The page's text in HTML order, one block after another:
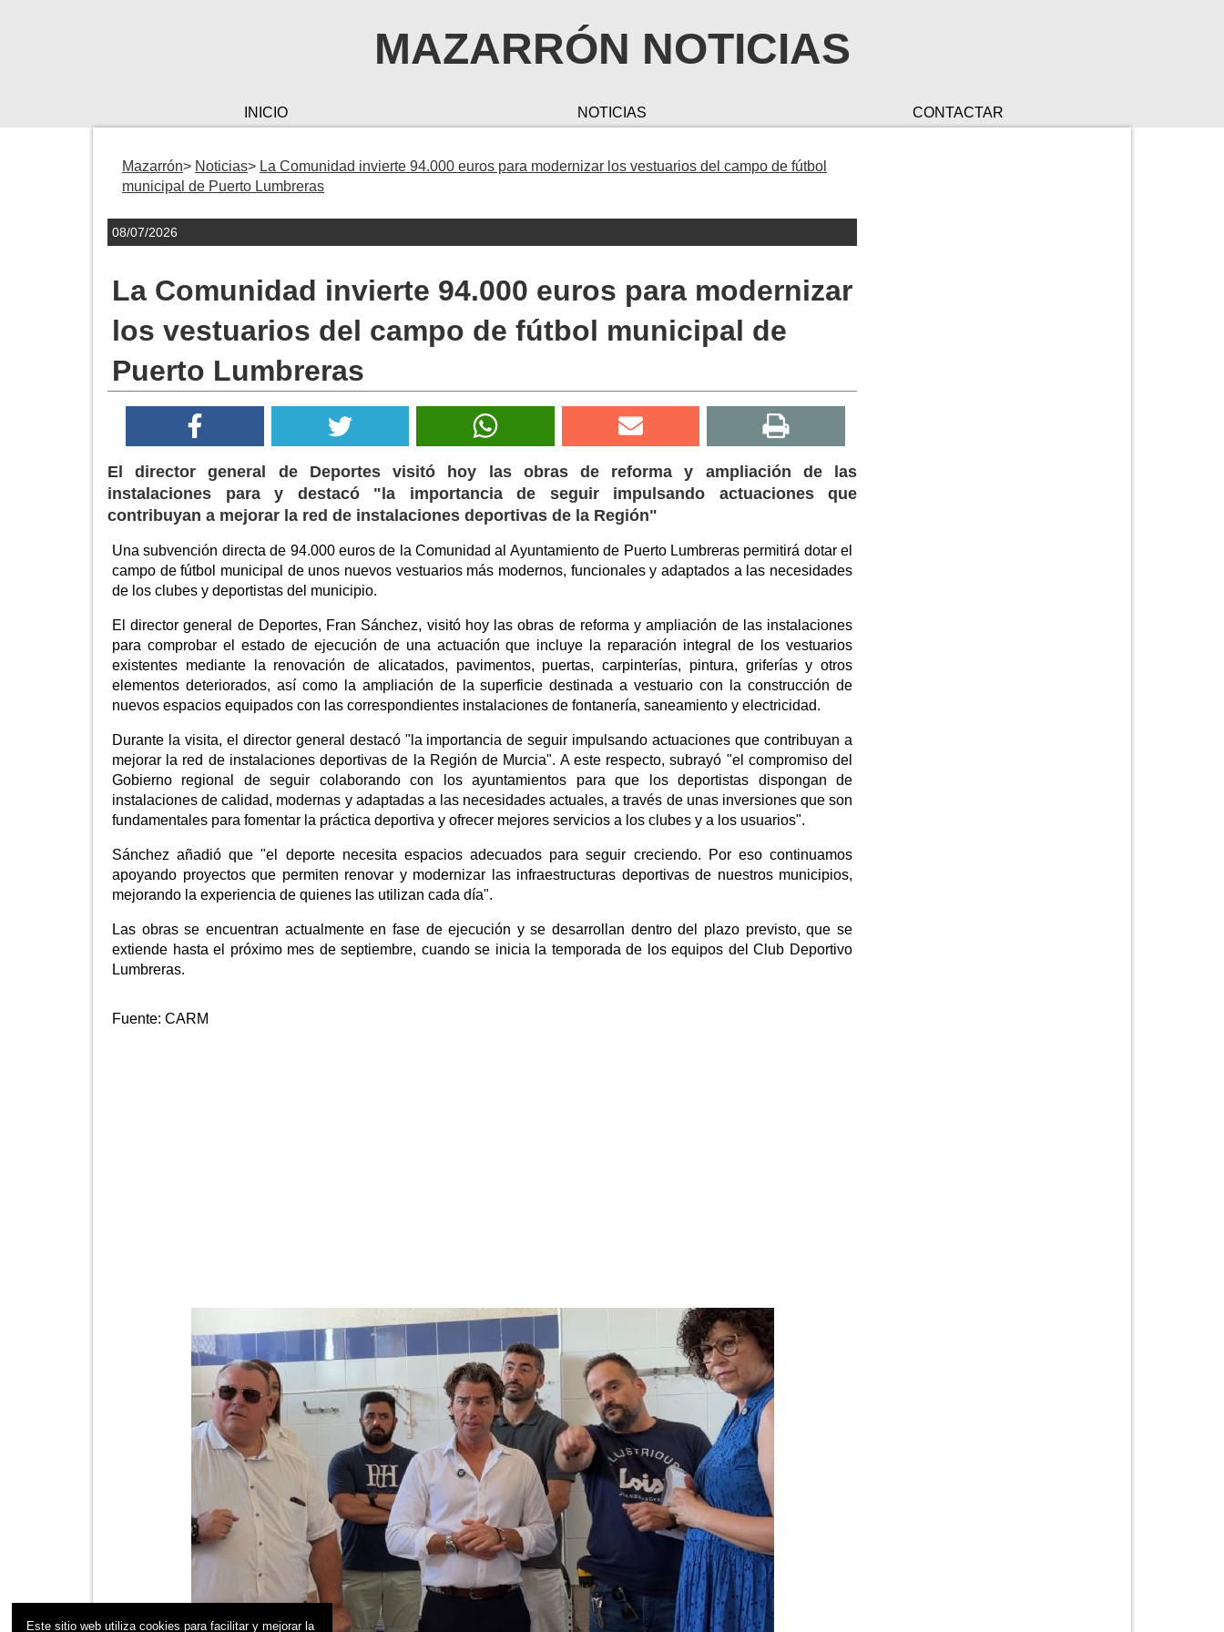
MAZARRÓN NOTICIAS
INICIO NOTICIAS CONTACTAR
Mazarrón Noticias
La Comunidad invierte 94.000 euros para modernizar los vestuarios del campo de fútbol
municipal de Puerto Lumbreras
08/07/2026
La Comunidad invierte 94.000 euros para modernizar
los vestuarios del campo de fútbol municipal de
Puerto Lumbreras
El director general de Deportes visitó hoy las obras de reforma y ampliación de las
instalaciones para y destacó "la importancia de seguir impulsando actuaciones que
contribuyan a mejorar la red de instalaciones deportivas de la Región"
Una subvención directa de 94.000 euros de la Comunidad al Ayuntamiento de Puerto Lumbreras permitirá dotar el
campo de fútbol municipal de unos nuevos vestuarios más modernos, funcionales y adaptados a las necesidades
de los clubes y deportistas del municipio.
El director general de Deportes, Fran Sánchez, visitó hoy las obras de reforma y ampliación de las instalaciones
para comprobar el estado de ejecución de una actuación que incluye la reparación integral de los vestuarios
existentes mediante la renovación de alicatados, pavimentos, puertas, carpinterías, pintura, griferías y otros
elementos deteriorados, así como la ampliación de la superficie destinada a vestuario con la construcción de
nuevos espacios equipados con las correspondientes instalaciones de fontanería, saneamiento y electricidad.
Durante la visita, el director general destacó "la importancia de seguir impulsando actuaciones que contribuyan a
mejorar la red de instalaciones deportivas de la Región de Murcia". A este respecto, subrayó "el compromiso del
Gobierno regional de seguir colaborando con los ayuntamientos para que los deportistas dispongan de
instalaciones de calidad, modernas y adaptadas a las necesidades actuales, a través de unas inversiones que son
fundamentales para fomentar la práctica deportiva y ofrecer mejores servicios a los clubes y a los usuarios".
Sánchez añadió que "el deporte necesita espacios adecuados para seguir creciendo. Por eso continuamos
apoyando proyectos que permiten renovar y modernizar las infraestructuras deportivas de nuestros municipios,
mejorando la experiencia de quienes las utilizan cada día".
Las obras se encuentran actualmente en fase de ejecución y se desarrollan dentro del plazo previsto, que se
extiende hasta el próximo mes de septiembre, cuando se inicia la temporada de los equipos del Club Deportivo
Lumbreras.
Fuente: CARM
Este sitio web utiliza cookies para facilitar y mejorar la